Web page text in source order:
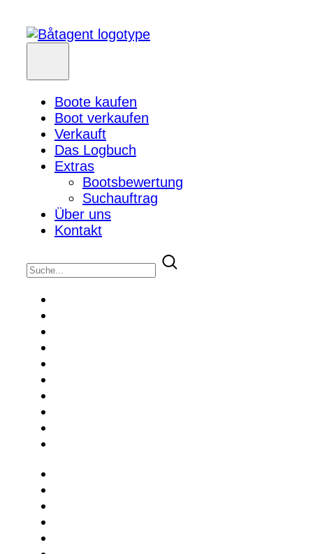
Boote kaufen
Boot verkaufen
Verkauft
Das Logbuch
Extras
Bootsbewertung
Suchauftrag
Über uns
Kontakt